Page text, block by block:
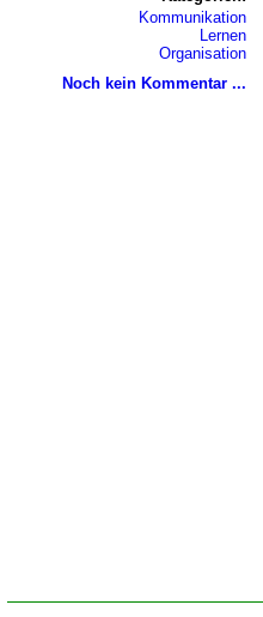
Kommunikation
Lernen
Organisation
Noch kein Kommentar ...